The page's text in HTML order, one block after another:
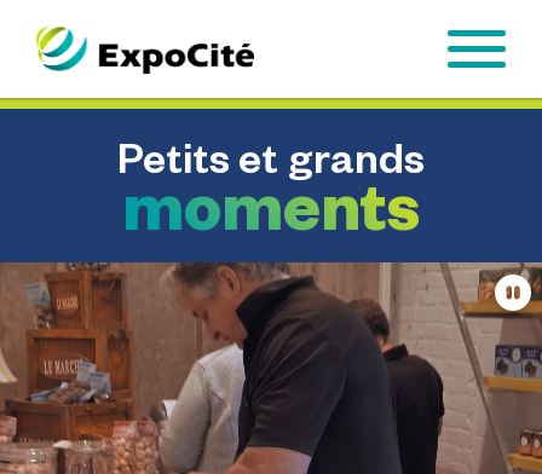
Passer au contenu principal
Petits et grands
moments